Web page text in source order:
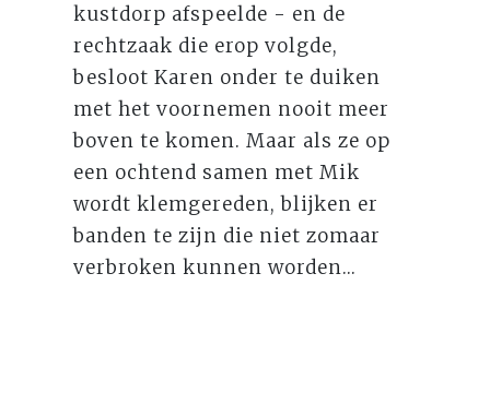
kustdorp afspeelde - en de
rechtzaak die erop volgde,
besloot Karen onder te duiken
met het voornemen nooit meer
boven te komen. Maar als ze op
een ochtend samen met Mik
wordt klemgereden, blijken er
banden te zijn die niet zomaar
verbroken kunnen worden...⁠